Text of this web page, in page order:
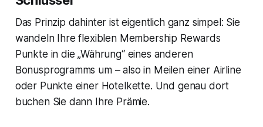
Das Prinzip dahinter ist eigentlich ganz simpel: Sie
wandeln Ihre flexiblen Membership Rewards
Punkte in die „Währung“ eines anderen
Bonusprogramms um – also in Meilen einer Airline
oder Punkte einer Hotelkette. Und genau dort
buchen Sie dann Ihre Prämie.